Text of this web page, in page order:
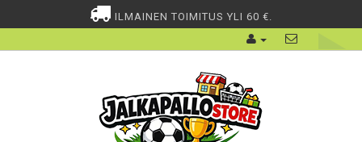
ILMAINEN TOIMITUS YLI 60 €.